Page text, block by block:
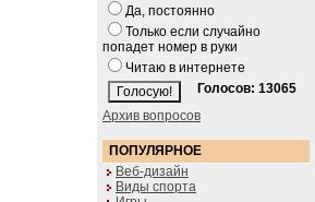
Да, постоянно
Только если случайно
попадет номер в руки
Читаю в интернете
Голосов: 13065
Архив вопросов
ПОПУЛЯРНОЕ
Веб-дизайн
Виды спорта